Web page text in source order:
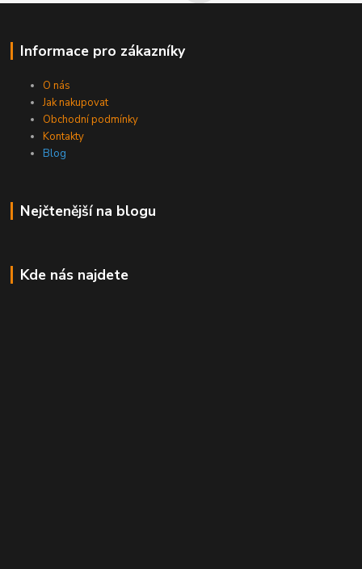
Informace pro zákazníky
O nás
Jak nakupovat
Obchodní podmínky
Kontakty
Blog
Nejčtenější na blogu
Kde nás najdete